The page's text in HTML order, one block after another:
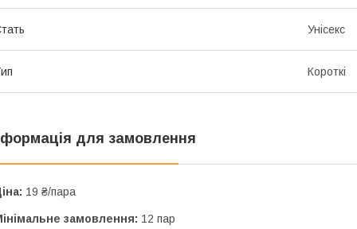
Унісекс
Короткі
для замовлення
19 ₴/пара
замовлення: 12 пар